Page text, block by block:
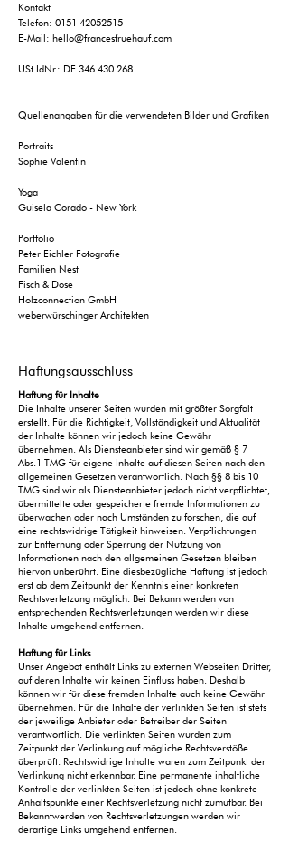
Kontakt
Telefon: 0151 42052515
E-Mail: hello@francesfruehauf.com
USt.IdNr.: DE 346 430 268
Quellenangaben für die verwendeten Bilder und Grafiken
Portraits
Sophie Valentin
Yoga
Guisela Corado - New York
Portfolio
Peter Eichler Fotografie
Familien Nest
Fisch & Dose
Holzconnection GmbH
weberwürschinger Architekten
Haftungsausschluss
Haftung für Inhalte
Die Inhalte unserer Seiten wurden mit größter Sorgfalt
erstellt. Für die Richtigkeit, Vollständigkeit und Aktualität
der Inhalte können wir jedoch keine Gewähr
übernehmen. Als Diensteanbieter sind wir gemäß § 7
Abs.1 TMG für eigene Inhalte auf diesen Seiten nach den
allgemeinen Gesetzen verantwortlich. Nach §§ 8 bis 10
TMG sind wir als Diensteanbieter jedoch nicht verpflichtet,
übermittelte oder gespeicherte fremde Informationen zu
überwachen oder nach Umständen zu forschen, die auf
eine rechtswidrige Tätigkeit hinweisen. Verpflichtungen
zur Entfernung oder Sperrung der Nutzung von
Informationen nach den allgemeinen Gesetzen bleiben
hiervon unberührt. Eine diesbezügliche Haftung ist jedoch
erst ab dem Zeitpunkt der Kenntnis einer konkreten
Rechtsverletzung möglich. Bei Bekanntwerden von
entsprechenden Rechtsverletzungen werden wir diese
Inhalte umgehend entfernen.
Haftung für Links
Unser Angebot enthält Links zu externen Webseiten Dritter,
auf deren Inhalte wir keinen Einfluss haben. Deshalb
können wir für diese fremden Inhalte auch keine Gewähr
übernehmen. Für die Inhalte der verlinkten Seiten ist stets
der jeweilige Anbieter oder Betreiber der Seiten
verantwortlich. Die verlinkten Seiten wurden zum
Zeitpunkt der Verlinkung auf mögliche Rechtsverstöße
überprüft. Rechtswidrige Inhalte waren zum Zeitpunkt der
Verlinkung nicht erkennbar. Eine permanente inhaltliche
Kontrolle der verlinkten Seiten ist jedoch ohne konkrete
Anhaltspunkte einer Rechtsverletzung nicht zumutbar. Bei
Bekanntwerden von Rechtsverletzungen werden wir
derartige Links umgehend entfernen.